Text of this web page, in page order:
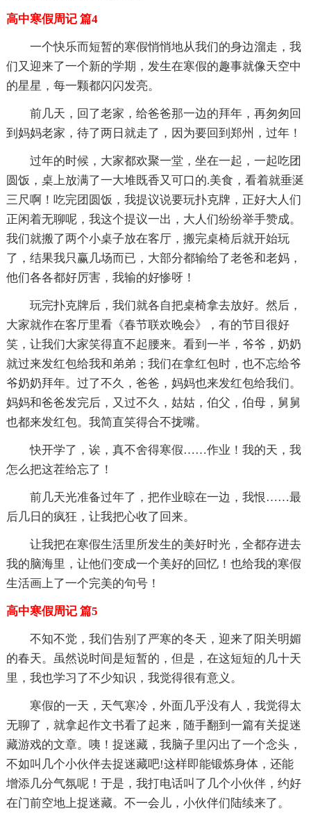
高中寒假周记 篇4
一个快乐而短暂的寒假悄悄地从我们的身边溜走，我
们又迎来了一个新的学期，发生在寒假的趣事就像天空中
的星星，每一颗都闪闪发亮。
前几天，回了老家，给爸爸那一边的拜年，再匆匆回
到妈妈老家，待了两日就走了，因为要回到郑州，过年！
过年的时候，大家都欢聚一堂，坐在一起，一起吃团
圆饭，桌上放满了一大堆既香又可口的.美食，看着就垂涎
三尺啊！吃完团圆饭，我提议说要玩扑克牌，正好大人们
正闲着无聊呢，我这个提议一出，大人们纷纷举手赞成。
我们就搬了两个小桌子放在客厅，搬完桌椅后就开始玩
了，结果我只赢几场而已，大部分都输给了老爸和老妈，
他们各各都好厉害，我输的好惨呀！
玩完扑克牌后，我们就各自把桌椅拿去放好。然后，
大家就作在客厅里看《春节联欢晚会》，有的节目很好
笑，让我们大家笑得直不起腰来。看到一半，爷爷，奶奶
就过来发红包给我和弟弟；我们在拿红包时，也不忘给爷
爷奶奶拜年。过了不久，爸爸，妈妈也来发红包给我们。
妈妈和爸爸发完后，又过不久，姑姑，伯父，伯母，舅舅
也都来发红包。我简直笑得合不拢嘴。
快开学了，诶，真不舍得寒假……作业！我的天，我
怎么把这茬给忘了！
前几天光准备过年了，把作业晾在一边，我恨……最
后几日的疯狂，让我把心收了回来。
让我把在寒假生活里所发生的美好时光，全都存进去
我的脑海里，让他们变成一个美好的回忆！也给我的寒假
生活画上了一个完美的句号！
高中寒假周记 篇5
不知不觉，我们告别了严寒的冬天，迎来了阳关明媚
的春天。虽然说时间是短暂的，但是，在这短短的几十天
里，我也学习了不少知识，我觉得很有意义。
寒假的一天，天气寒冷，外面几乎没有人，我觉得太
无聊了，就拿起作文书看了起来，随手翻到一篇有关捉迷
藏游戏的文章。咦！捉迷藏，我脑子里闪出了一个念头，
不如叫几个小伙伴去捉迷藏吧!这样即能锻炼身体，还能
增添几分气氛呢！于是，我打电话叫了几个小伙伴，约好
在门前空地上捉迷藏。不一会儿，小伙伴们陆续来了。